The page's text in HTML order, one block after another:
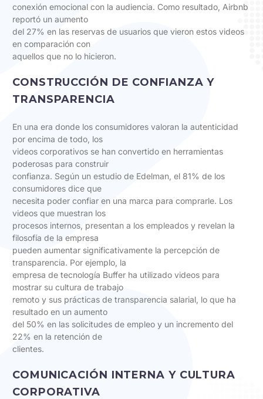
conexión emocional con la audiencia. Como resultado, Airbnb
reportó un aumento
del 27% en las reservas de usuarios que vieron estos videos
en comparación con
aquellos que no lo hicieron.
CONSTRUCCIÓN DE CONFIANZA Y
TRANSPARENCIA
En una era donde los consumidores valoran la autenticidad
por encima de todo, los
videos corporativos se han convertido en herramientas
poderosas para construir
confianza. Según un estudio de Edelman, el 81% de los
consumidores dice que
necesita poder confiar en una marca para comprarle. Los
videos que muestran los
procesos internos, presentan a los empleados y revelan la
filosofía de la empresa
pueden aumentar significativamente la percepción de
transparencia. Por ejemplo, la
empresa de tecnología Buffer ha utilizado videos para
mostrar su cultura de trabajo
remoto y sus prácticas de transparencia salarial, lo que ha
resultado en un aumento
del 50% en las solicitudes de empleo y un incremento del
22% en la retención de
clientes.
COMUNICACIÓN INTERNA Y CULTURA
CORPORATIVA